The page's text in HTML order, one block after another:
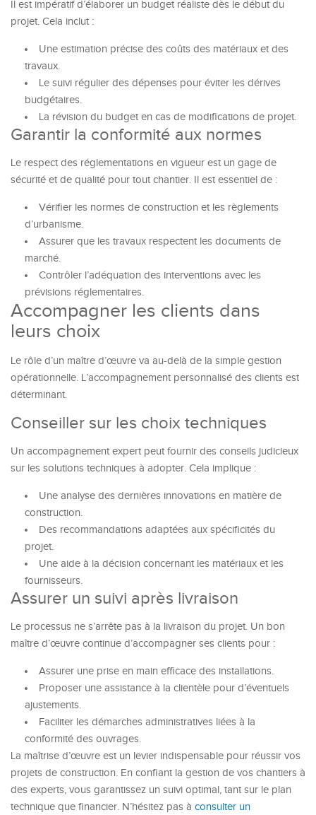
Il est impératif d’élaborer un budget réaliste dès le début du
projet. Cela inclut :
Une estimation précise des coûts des matériaux et des
travaux.
Le suivi régulier des dépenses pour éviter les dérives
budgétaires.
La révision du budget en cas de modifications de projet.
Garantir la conformité aux normes
Le respect des réglementations en vigueur est un gage de
sécurité et de qualité pour tout chantier. Il est essentiel de :
Vérifier les normes de construction et les règlements
d’urbanisme.
Assurer que les travaux respectent les documents de
marché.
Contrôler l’adéquation des interventions avec les
prévisions réglementaires.
Accompagner les clients dans
leurs choix
Le rôle d’un maître d’œuvre va au-delà de la simple gestion
opérationnelle. L’accompagnement personnalisé des clients est
déterminant.
Conseiller sur les choix techniques
Un accompagnement expert peut fournir des conseils judicieux
sur les solutions techniques à adopter. Cela implique :
Une analyse des dernières innovations en matière de
construction.
Des recommandations adaptées aux spécificités du
projet.
Une aide à la décision concernant les matériaux et les
fournisseurs.
Assurer un suivi après livraison
Le processus ne s’arrête pas à la livraison du projet. Un bon
maître d’œuvre continue d’accompagner ses clients pour :
Assurer une prise en main efficace des installations.
Proposer une assistance à la clientèle pour d’éventuels
ajustements.
Faciliter les démarches administratives liées à la
conformité des ouvrages.
La maîtrise d’œuvre est un levier indispensable pour réussir vos
projets de construction. En confiant la gestion de vos chantiers à
des experts, vous garantissez un suivi optimal, tant sur le plan
technique que financier. N’hésitez pas à consulter un